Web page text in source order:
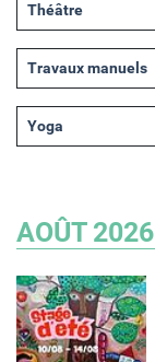
Théâtre
Travaux manuels
Yoga
AOÛT 2026